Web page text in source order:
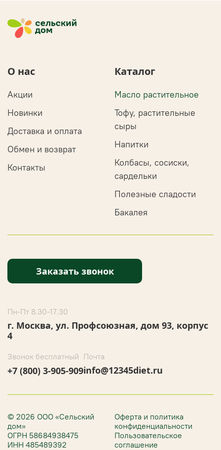
О нас
Акции
Новинки
Доставка и оплата
Обмен и возврат
Контакты
Каталог
Масло растительное
Тофу, растительные
сыры
Напитки
Колбасы, сосиски,
сардельки
Полезные сладости
Бакалея
Заказать звонок
Пн-Пт 8.30-17.30
г. Москва, ул. Профсоюзная, дом 93, корпус
4
Звонок бесплатный
+7 (800) 3-905-909
Почта
info@12345diet.ru
© 2026 ООО «Сельский
дом»
ОГРН 58684938475
ИНН 485489392
Оферта и политика
конфиденциальности
Пользовательское
соглашение